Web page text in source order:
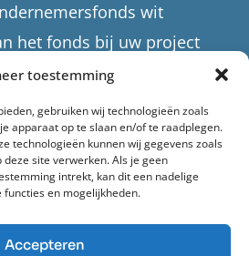
toestemming
gebruiken wij technologieën zoals
apparaat op te slaan en/of te raadplegen.
technologieën kunnen wij gegevens zoals
site verwerken. Als je geen
intrekt, kan dit een nadelige
functies en mogelijkheden.
Accepteren
wit
het fonds bij uw project
Contact
een email
182,
Uithuizermeeden